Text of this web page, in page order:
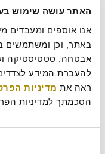
האתר עושה שימוש
ראה את מדיניות
הסכמתך למדיניות
הולדת קוטר 22
169
₪
כשר חלבי מכיל אבקת חלב
הוסף לסל